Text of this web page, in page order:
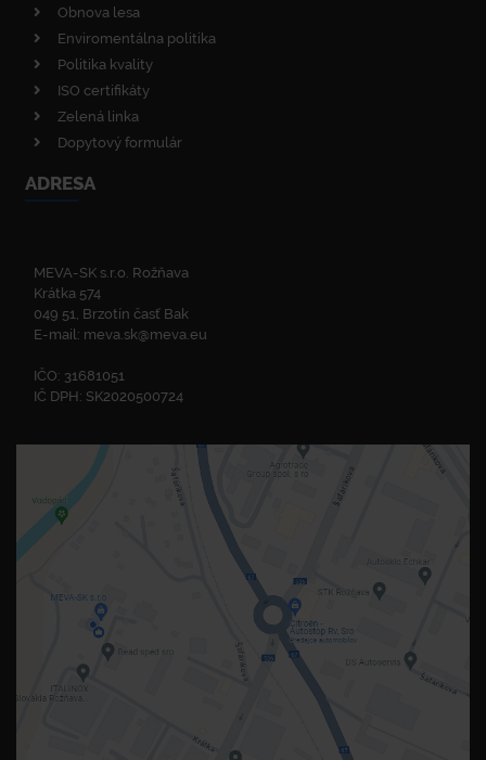
Obnova lesa
Enviromentálna politika
Politika kvality
ISO certifikáty
Zelená linka
Dopytový formulár
ADRESA
MEVA-SK s.r.o. Rožňava
Krátka 574
049 51, Brzotín časť Bak
E-mail: meva.sk@meva.eu
IČO: 31681051
IČ DPH: SK2020500724